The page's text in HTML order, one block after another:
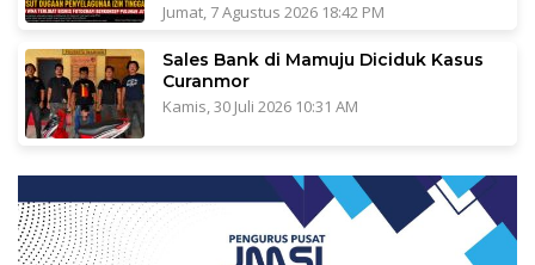
Jumat, 7 Agustus 2026 18:42 PM
Sales Bank di Mamuju Diciduk Kasus
Curanmor
Kamis, 30 Juli 2026 10:31 AM